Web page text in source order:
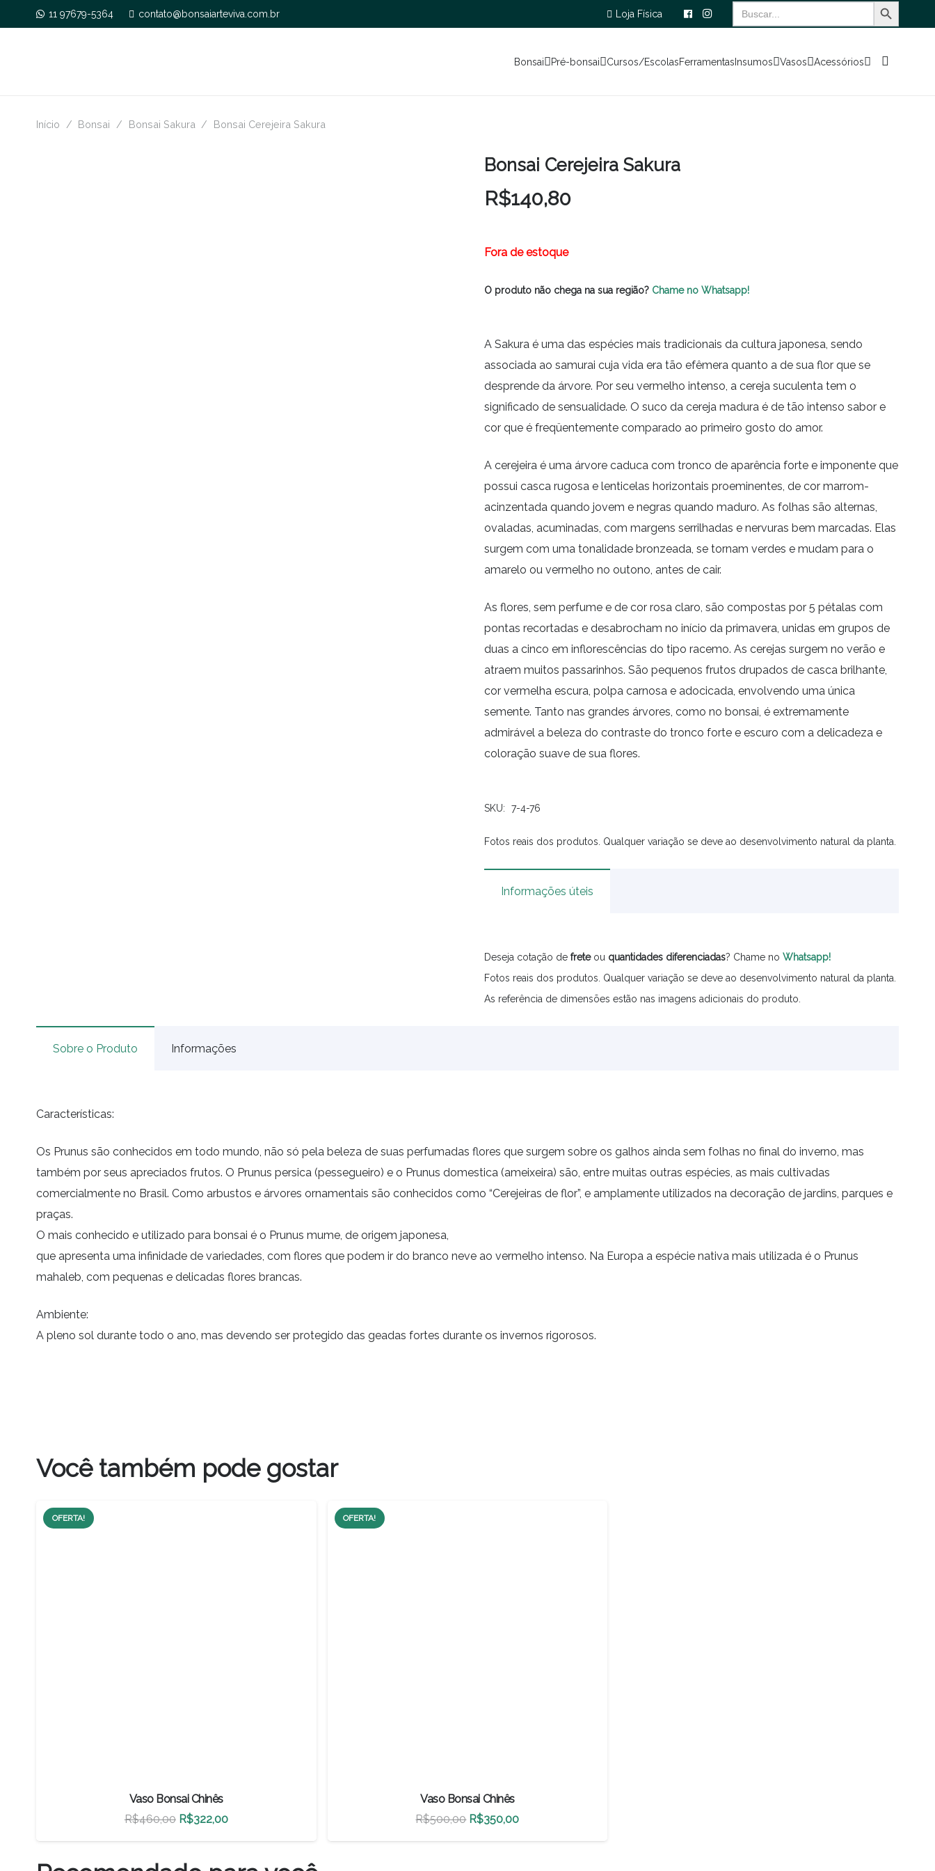
11 97679-5364 contato@bonsaiarteviva.com.br Loja Física
Search
for:
Bonsai Pré-bonsai Cursos/EscolasFerramentasInsumos Vasos Acessórios
Início / Bonsai / Bonsai Sakura / Bonsai Cerejeira Sakura
Bonsai Cerejeira Sakura
R$140,80
Fora de estoque
O produto não chega na sua região? Chame no Whatsapp!
A Sakura é uma das espécies mais tradicionais da cultura japonesa, sendo
associada ao samurai cuja vida era tão efêmera quanto a de sua flor que se
desprende da árvore. Por seu vermelho intenso, a cereja suculenta tem o
significado de sensualidade. O suco da cereja madura é de tão intenso sabor e
cor que é freqüentemente comparado ao primeiro gosto do amor.
A cerejeira é uma árvore caduca com tronco de aparência forte e imponente que
possui casca rugosa e lenticelas horizontais proeminentes, de cor marrom-
acinzentada quando jovem e negras quando maduro. As folhas são alternas,
ovaladas, acuminadas, com margens serrilhadas e nervuras bem marcadas. Elas
surgem com uma tonalidade bronzeada, se tornam verdes e mudam para o
amarelo ou vermelho no outono, antes de cair.
As flores, sem perfume e de cor rosa claro, são compostas por 5 pétalas com
pontas recortadas e desabrocham no início da primavera, unidas em grupos de
duas a cinco em inflorescências do tipo racemo. As cerejas surgem no verão e
atraem muitos passarinhos. São pequenos frutos drupados de casca brilhante,
cor vermelha escura, polpa carnosa e adocicada, envolvendo uma única
semente. Tanto nas grandes árvores, como no bonsai, é extremamente
admirável a beleza do contraste do tronco forte e escuro com a delicadeza e
coloração suave de sua flores.
SKU: 7-4-76
Fotos reais dos produtos. Qualquer variação se deve ao desenvolvimento natural da planta.
Informações úteis
Deseja cotação de freteou quantidades diferenciadas? Chame no Whatsapp!
Fotos reais dos produtos. Qualquer variação se deve ao desenvolvimento natural da planta.
As referência de dimensões estão nas imagens adicionais do produto.
Sobre o Produto Informações
Características:
Os Prunus são conhecidos em todo mundo, não só pela beleza de suas perfumadas flores que surgem sobre os galhos ainda sem folhas no final do inverno, mas
também por seus apreciados frutos. O Prunus persica (pessegueiro) e o Prunus domestica (ameixeira) são, entre muitas outras espécies, as mais cultivadas
comercialmente no Brasil. Como arbustos e árvores ornamentais são conhecidos como “Cerejeiras de flor”, e amplamente utilizados na decoração de jardins, parques e
praças.
O mais conhecido e utilizado para bonsai é o Prunus mume, de origem japonesa,
que apresenta uma infinidade de variedades, com flores que podem ir do branco neve ao vermelho intenso. Na Europa a espécie nativa mais utilizada é o Prunus
mahaleb, com pequenas e delicadas flores brancas.
Ambiente:
A pleno sol durante todo o ano, mas devendo ser protegido das geadas fortes durante os invernos rigorosos.
Você também pode gostar
OFERTA!
Vaso Bonsai Chinês
R$460,00 O
preço
original
R$322,00O
preço
OFERTA!
Vaso Bonsai Chinês
R$500,00 O
preço
R$350,00O
preço